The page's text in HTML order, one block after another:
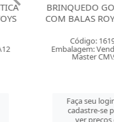
BRINQUEDO
COM BALAS ROYAL
Código: 161909
Embalagem: Venda DP\12
Master CM\96
Faça seu login ou
cadastre-se para
ver preços e